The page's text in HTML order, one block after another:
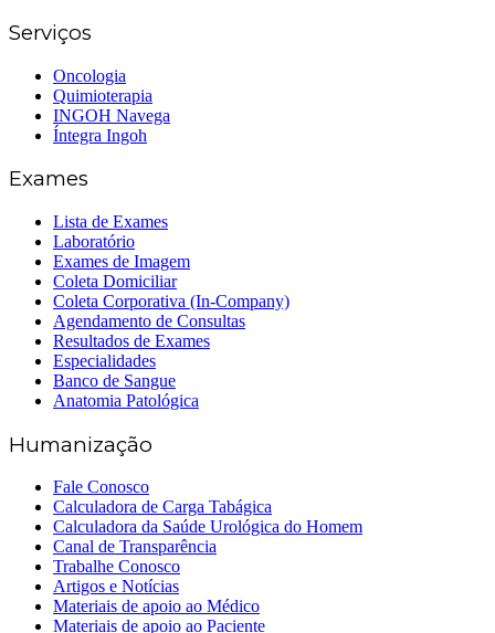
Serviços
Oncologia
Quimioterapia
INGOH Navega
Íntegra Ingoh
Exames
Lista de Exames
Laboratório
Exames de Imagem
Coleta Domiciliar
Coleta Corporativa (In-Company)
Agendamento de Consultas
Resultados de Exames
Especialidades
Banco de Sangue
Anatomia Patológica
Humanização
Fale Conosco
Calculadora de Carga Tabágica
Calculadora da Saúde Urológica do Homem
Canal de Transparência
Trabalhe Conosco
Artigos e Notícias
Materiais de apoio ao Médico
Materiais de apoio ao Paciente